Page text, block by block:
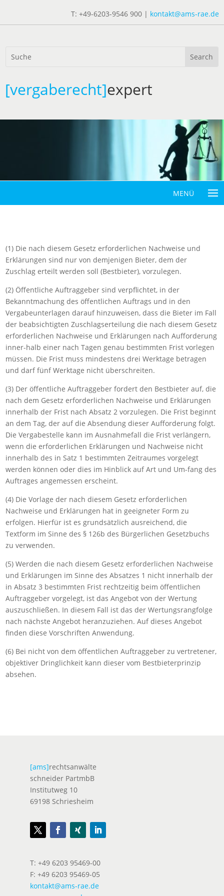
T: +49-6203-9546 900 | kontakt@ams-rae.de
[vergaberecht]expert
(1) Die nach diesem Gesetz erforderlichen Nachweise und
Erklärungen sind nur von demjenigen Bieter, dem der
Zuschlag erteilt werden soll (Bestbieter), vorzulegen.
(2) Öffentliche Auftraggeber sind verpflichtet, in der
Bekanntmachung des öffentlichen Auftrags und in den
Vergabeunterlagen darauf hinzuweisen, dass die Bieter im Fall
der beabsichtigten Zuschlagserteilung die nach diesem Gesetz
erforderlichen Nachweise und Erklärungen nach Aufforderung
inner-halb einer nach Tagen genau bestimmten Frist vorlegen
müssen. Die Frist muss mindestens drei Werktage betragen
und darf fünf Werktage nicht überschreiten.
(3) Der öffentliche Auftraggeber fordert den Bestbieter auf, die
nach dem Gesetz erforderlichen Nachweise und Erklärungen
innerhalb der Frist nach Absatz 2 vorzulegen. Die Frist beginnt
an dem Tag, der auf die Absendung dieser Aufforderung folgt.
Die Vergabestelle kann im Ausnahmefall die Frist verlängern,
wenn die erforderlichen Erklärungen und Nachweise nicht
innerhalb des in Satz 1 bestimmten Zeitraumes vorgelegt
werden können oder dies im Hinblick auf Art und Um-fang des
Auftrages angemessen erscheint.
(4) Die Vorlage der nach diesem Gesetz erforderlichen
Nachweise und Erklärungen hat in geeigneter Form zu
erfolgen. Hierfür ist es grundsätzlich ausreichend, die
Textform im Sinne des § 126b des Bürgerlichen Gesetzbuchs
zu verwenden.
(5) Werden die nach diesem Gesetz erforderlichen Nachweise
und Erklärungen im Sinne des Absatzes 1 nicht innerhalb der
in Absatz 3 bestimmten Frist rechtzeitig beim öffentlichen
Auftraggeber vorgelegt, ist das Angebot von der Wertung
auszuschließen. In diesem Fall ist das der Wertungsrangfolge
nach nächste Angebot heranzuziehen. Auf dieses Angebot
finden diese Vorschriften Anwendung.
(6) Bei nicht von dem öffentlichen Auftraggeber zu vertretener,
objektiver Dringlichkeit kann dieser vom Bestbieterprinzip
absehen.
[ams]rechtsanwälte
schneider PartmbB
Institutweg 10
69198 Schriesheim
T: +49 6203 95469-00
F: +49 6203 95469-05
kontakt@ams-rae.de